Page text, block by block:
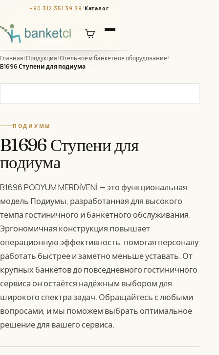
+90 312 351 39 39 /Каталог
Главная/Продукция/Отельное и банкетное оборудование/
B1696 Ступени для подиума
ПОДИУМЫ
B1696 Ступени для
подиума
B1696 PODYUM MERDİVENİ — это функциональная
модель Подиумы, разработанная для высокого
темпа гостиничного и банкетного обслуживания.
Эргономичная конструкция повышает
операционную эффективность, помогая персоналу
работать быстрее и заметно меньше уставать. От
крупных банкетов до повседневного гостиничного
сервиса он остаётся надёжным выбором для
широкого спектра задач. Обращайтесь с любыми
вопросами, и мы поможем выбрать оптимальное
решение для вашего сервиса.